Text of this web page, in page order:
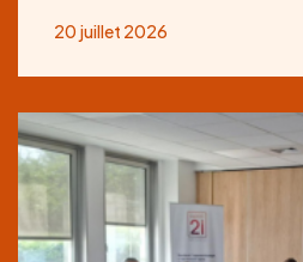
20 juillet 2026